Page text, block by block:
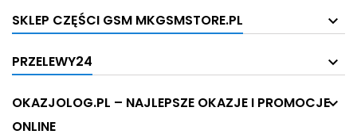
SKLEP CZĘŚCI GSM MKGSMSTORE.PL
PRZELEWY24
OKAZJOLOG.PL – NAJLEPSZE OKAZJE I PROMOCJE
ONLINE